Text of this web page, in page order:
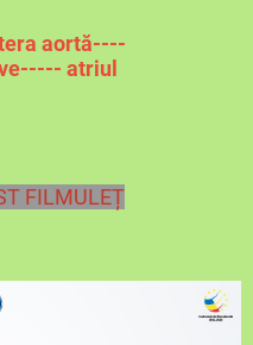
aortă----
atriul
FILMULEȚ